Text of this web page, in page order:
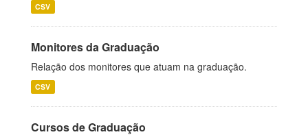
CSV
Monitores da Graduação
Relação dos monitores que atuam na graduação.
CSV
Cursos de Graduação